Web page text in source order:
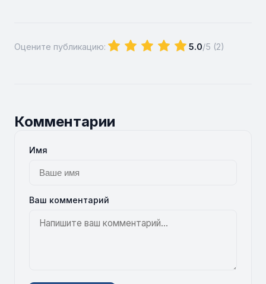
Оцените публикацию: 5.0/5 (2)
Комментарии
Имя
Ваш комментарий